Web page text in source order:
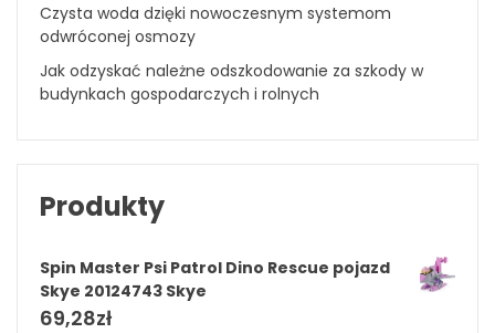
Czysta woda dzięki nowoczesnym systemom
odwróconej osmozy
Jak odzyskać należne odszkodowanie za szkody w
budynkach gospodarczych i rolnych
Produkty
Spin Master Psi Patrol Dino Rescue pojazd
Skye 20124743 Skye
69,28zł